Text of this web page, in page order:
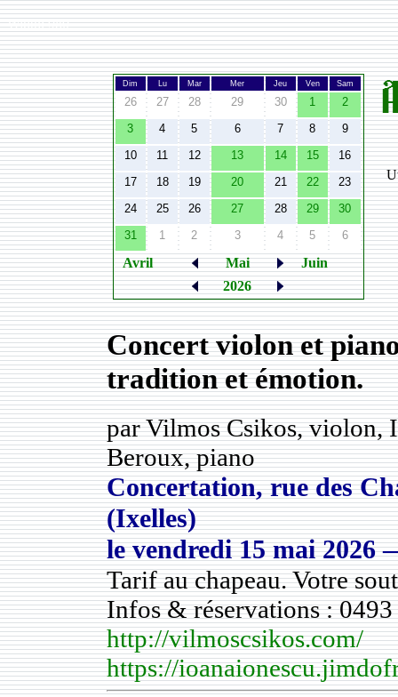
Width:980
Dim Lu Mar Mer Jeu Ven Sam
26 27 28 29 30 1
2
3
4 5 6 7 8
9
10
11 12 13 14 15
16
17
18 19 20 21 22
23
24
25 26 27 28 29
30
31
1 2 3 4 5 6
Avril Mai
Juin
2026
Concert violon et
tradition et émotion.
par Vilmos Csikos, violon,
Beroux, piano
Concertation, rue des
(Ixelles)
levendredi 15 mai 2026
Tarif au chapeau. Votre
Infos & réservations :
http://vilmoscsikos.com/
https://